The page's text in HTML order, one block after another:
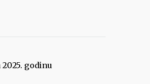
godinu